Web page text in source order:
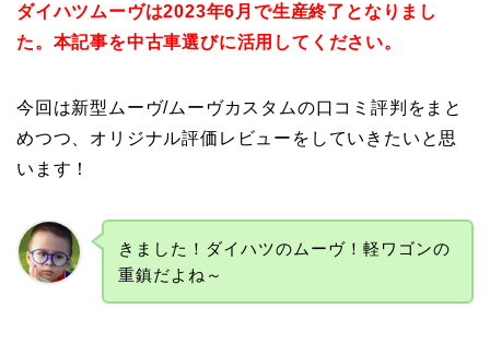
ダイハツムーヴは2023年6月で生産終了となりまし
た。 本記事を中古車選びに活用してください。
今回は新型ムーヴ/ムーヴカスタムの口コミ評判をまと
めつつ、オリジナル評価レビューをしていきたいと思
います！
きました！ダイハツのムーヴ！軽ワゴンの
重鎮だよね～